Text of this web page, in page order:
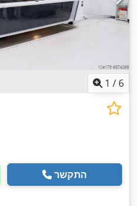
1 / 6
התקשר